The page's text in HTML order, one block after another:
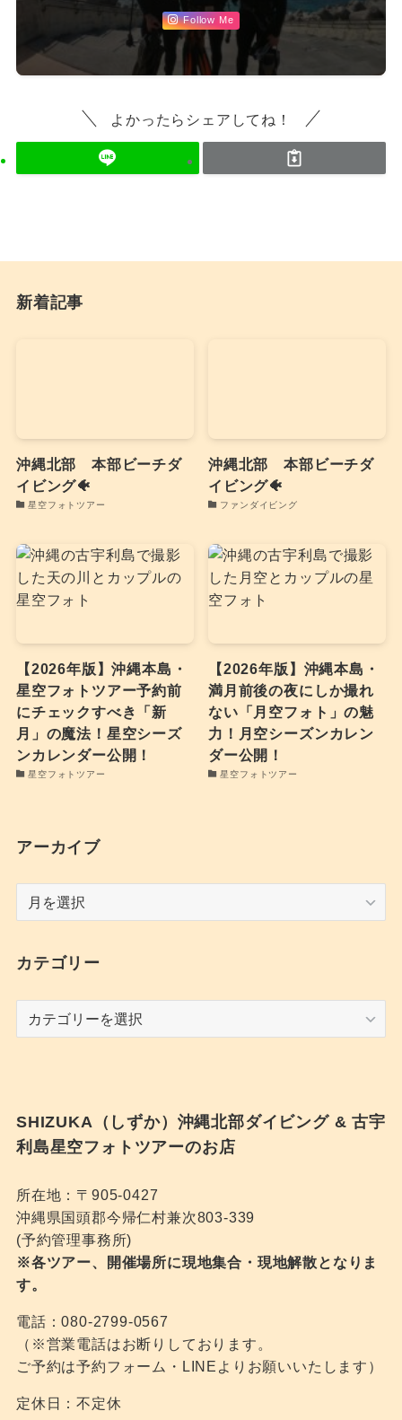
Follow Me
よかったらシェアしてね！
新着記事
沖縄北部 本部ビーチダ
イビング🐠
星空フォトツアー
沖縄北部 本部ビーチダ
イビング🐠
ファンダイビング
【2026年版】沖縄本島・
星空フォトツアー予約前
にチェックすべき「新
月」の魔法！星空シーズ
ンカレンダー公開！
星空フォトツアー
【2026年版】沖縄本島・
満月前後の夜にしか撮れ
ない「月空フォト」の魅
力！月空シーズンカレン
ダー公開！
星空フォトツアー
アーカイブ
イ
カテゴリー
SHIZUKA（しずか）沖縄北部ダイビング & 古宇
利島星空フォトツアーのお店
所在地：〒905-0427
沖縄県国頭郡今帰仁村兼次803-339
(予約管理事務所)
※各ツアー、開催場所に現地集合・現地解散となりま
す。
電話：080-2799-0567
（※営業電話はお断りしております。
ご予約は予約フォーム・LINEよりお願いいたします）
定休日：不定休